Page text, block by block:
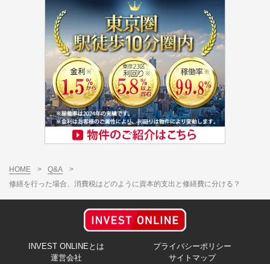
HOME > Q&A
>
修繕を行った場合、消費税はどのように資本的支出と修繕費に分ける？
INVEST ONLINEとは
プライバシーポリシー
運営会社
サイトマップ